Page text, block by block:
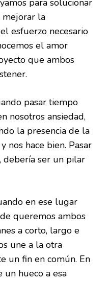
para solucionar
mejorar la
esfuerzo necesario
el amor
que ambos
pasar tiempo
nosotros ansiedad,
la presencia de la
nos hace bien. Pasar
debería ser un pilar
en ese lugar
queremos ambos
a corto, largo e
une a la otra
un fin en común. En
un hueco a esa